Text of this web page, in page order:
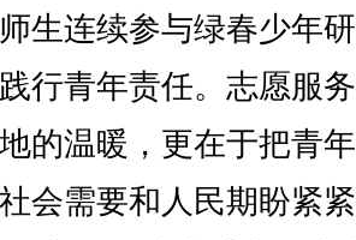
生连续参与绿春少年
行青年责任。志愿服
的温暖，更在于把青
会需要和人民期盼紧